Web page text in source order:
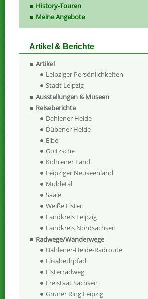
History-Touren
Meine Angebote
Artikel & Berichte
Artikel
Leipziger Persönlichkeiten
Stadt Leipzig
Ausstellungen & Museen
Reiseberichte
Dahlener Heide
Dübener Heide
Elbe
Goitzsche
Kohrener Land
Leipziger Neuseenland
Muldetal
Saale
Weiße Elster
Landkreis Leipzig
Landkreis Nordsachsen
Radwege/Wanderwege
Dahlener-Heide-Radroute
Elisabethpfad
Elsterradweg
Freistaat Sachsen
Grüner Ring Leipzig